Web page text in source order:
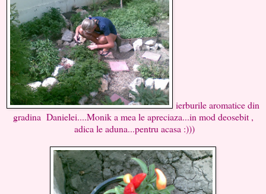
ierburile aromatice din
gradina Danielei....Monik a mea le apreciaza...in mod deosebit ,
adica le aduna...pentru acasa :)))